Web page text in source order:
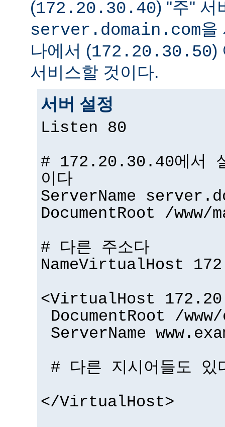
(172.20.30.40) "주" 서
server.domain.com을
나에서 (172.20.30.50)
서비스할 것이다.
서버 설정
Listen 80
# 172.20.30.40에서
이다
ServerName
DocumentRoot /www/
# 다른 주소다
NameVirtualHost
<VirtualHost
DocumentRoot /
ServerName
# 다른 지시어들도
</VirtualHost>